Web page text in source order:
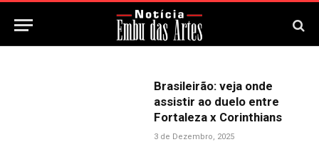
Brasileirão: veja onde
assistir ao duelo entre
Fortaleza x Corinthians
3 de Dezembro, 2025